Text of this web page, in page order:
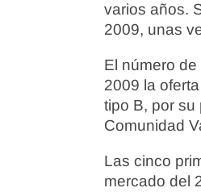
varios años.
2009, unas
El número
2009 la
tipo B, por su
Comunidad
Las cinco
mercado del